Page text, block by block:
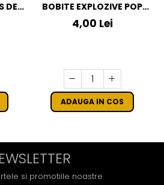
DE
BOBITE EXPLOZIVE POP
POP
4,00 Lei
ADAUGA IN COS
si promotiile noastre